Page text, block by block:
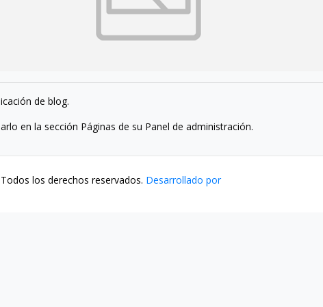
de blog.
en la sección Páginas de su Panel de administración.
los derechos reservados. Desarrollado por